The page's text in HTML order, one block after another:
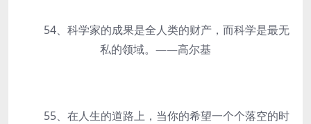
54、科学家的成果是全人类的财产，而科学是最无
私的领域。——高尔基
55、在人生的道路上，当你的希望一个个落空的时